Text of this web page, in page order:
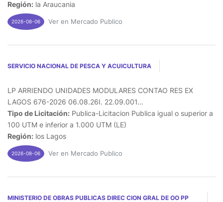
Región: la Araucania
2026-08-06 Ver en Mercado Publico
SERVICIO NACIONAL DE PESCA Y ACUICULTURA
LP ARRIENDO UNIDADES MODULARES CONTAO RES EX
LAGOS 676-2026 06.08.26I. 22.09.001...
Tipo de Licitación: Publica-Licitacion Publica igual o superior a
100 UTM e inferior a 1.000 UTM (LE)
Región: los Lagos
2026-08-06 Ver en Mercado Publico
MINISTERIO DE OBRAS PUBLICAS DIREC CION GRAL DE OO PP